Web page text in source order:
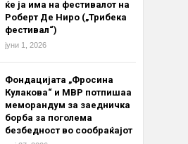
ќе ја има на фестивалот на
Роберт Де Ниро („Трибека
фестивал“)
јуни 1, 2026
Фондацијата „Фросина
Кулакова“ и МВР потпишаа
меморандум за заедничка
борба за поголема
безбедност во сообраќајот